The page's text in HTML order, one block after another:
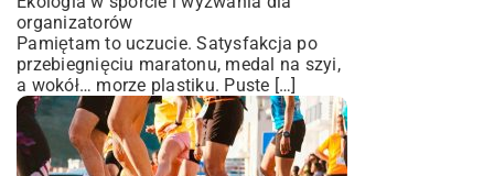
organizatorów
Pamiętam to uczucie. Satysfakcja po
przebiegnięciu maratonu, medal na szyi,
a wokół… morze plastiku. Puste […]